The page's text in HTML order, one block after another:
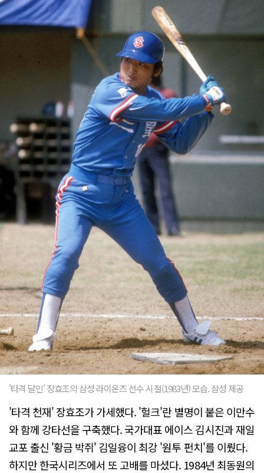
'타격 달인' 장효조의 삼성 라이온즈 선수 시절(1983년) 모습. 삼성 제공
'타격 천재' 장효조가 가세했다. '헐크'란 별명이 붙은 이만수
와 함께 강타선을 구축했다. 국가대표 에이스 김시진과 재일
교포 출신 '황금 박쥐' 김일융이 최강 '원투 펀치'를 이뤘다.
하지만 한국시리즈에서 또 고배를 마셨다. 1984년 최동원의